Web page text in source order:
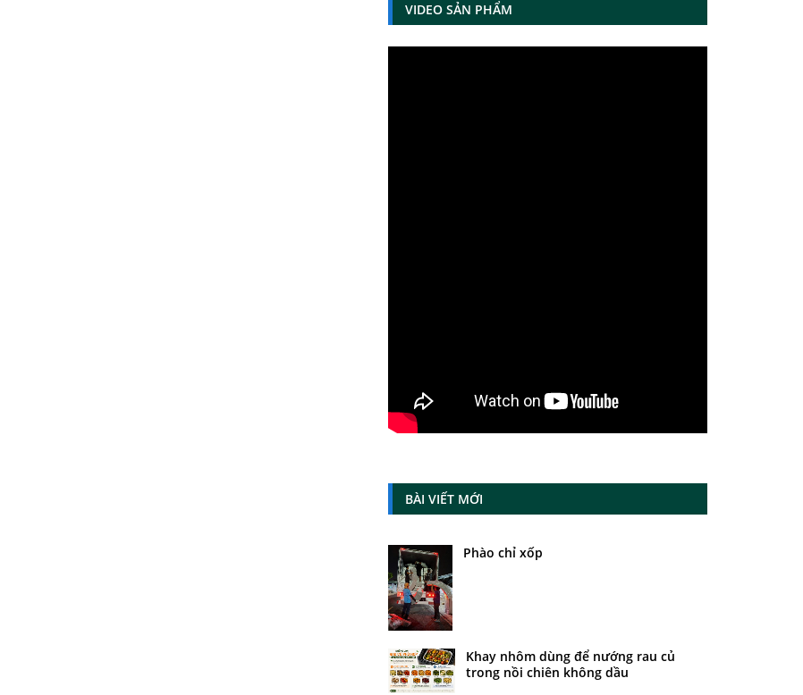
VIDEO SẢN PHẨM
BÀI VIẾT MỚI
Phào chỉ xốp
Khay nhôm dùng để nướng rau củ
trong nồi chiên không dầu